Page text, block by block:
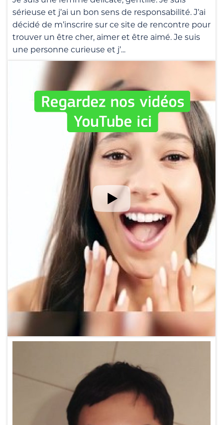
sérieuse et j’ai un bon sens de responsabilité. J’ai
décidé de m’inscrire sur ce site de rencontre pour
trouver un être cher, aimer et être aimé. Je suis
une personne curieuse et j’...